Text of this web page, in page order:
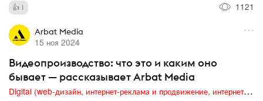
1 1121
Arbat Media
15 ноя 2024
Видеопроизводство: что это и каким оно
бывает — рассказывает Arbat Media
Digital (web-дизайн, интернет-реклама и продвижение, интернет-сообщества и блоги, интернет-коммуникации, мобильный маркетинг, реклама на цифровых экранах)